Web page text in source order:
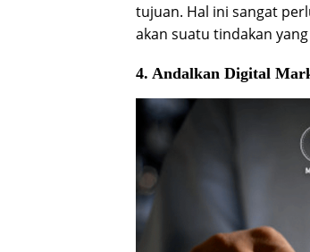
tujuan. Hal ini sangat
akan suatu tindakan
4. Andalkan Digital